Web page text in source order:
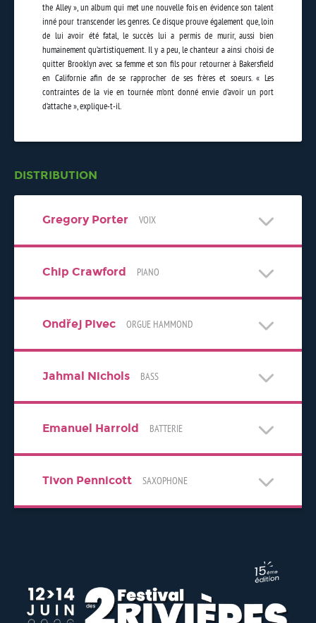
the Alley », un album qui met une nouvelle fois en évidence son talent
inné pour transcender les genres. Ce disque prouve également que, loin
de lui avoir été fatal, le succès lui a permis de murir, aussi bien
humainement qu’artistiquement. Il y a peu, le chanteur a ainsi choisi de
quitter Brooklyn avec sa femme et son fils pour retourner à Bakersfield
en Californie afin de se rapprocher de ses frères et soeurs. « Les
contraintes de la vie en tournée m’ont donné envie d’avoir un port
d’attache », explique-t-il.
DISTRIBUTION
Gregory Porter VOIX
Chip Crawford PIANO
Ondřej Pivec ORGUE HAMMOND
Jahmal Nichols BASS
Emanuel Harrold BATTERIE
Tivon Pennicott SAXOPHONE